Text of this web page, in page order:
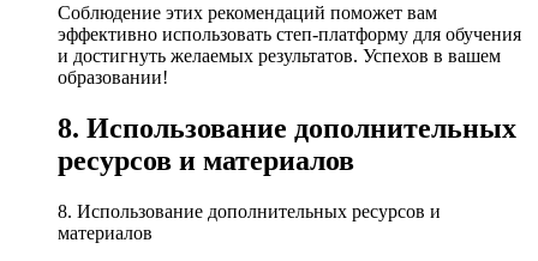
Соблюдение этих рекомендаций поможет вам
эффективно использовать степ-платформу для обучения
и достигнуть желаемых результатов. Успехов в вашем
образовании!
8. Использование дополнительных
ресурсов и материалов
8. Использование дополнительных ресурсов и
материалов